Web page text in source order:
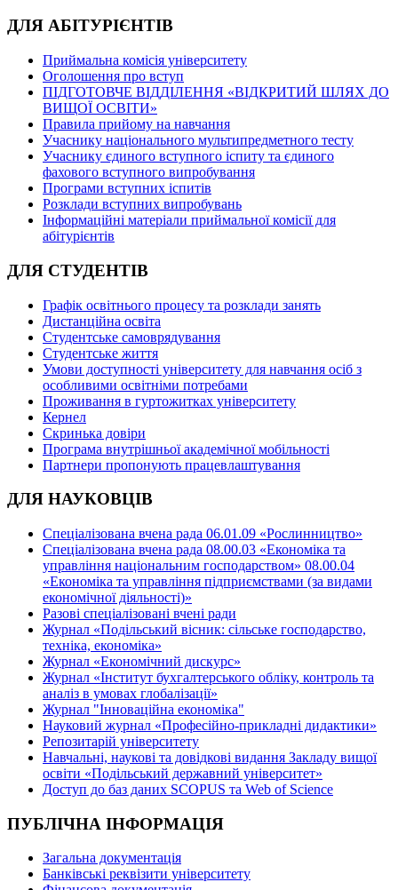
ДЛЯ АБІТУРІЄНТІВ
Приймальна комісія університету
Оголошення про вступ
ПІДГОТОВЧЕ ВІДДІЛЕННЯ «ВІДКРИТИЙ ШЛЯХ ДО
ВИЩОЇ ОСВІТИ»
Правила прийому на навчання
Учаснику національного мультипредметного тесту
Учаснику єдиного вступного іспиту та єдиного
фахового вступного випробування
Програми вступних іспитів
Розклади вступних випробувань
Інформаційні матеріали приймальної комісії для
абітурієнтів
ДЛЯ СТУДЕНТІВ
Графік освітнього процесу та розклади занять
Дистанційна освіта
Студентське самоврядування
Студентське життя
Умови доступності університету для навчання осіб з
особливими освітніми потребами
Проживання в гуртожитках університету
Кернел
Скринька довіри
Програма внутрішньої академічної мобільності
Партнери пропонують працевлаштування
ДЛЯ НАУКОВЦІВ
Спеціалізована вчена рада 06.01.09 «Рослинництво»
Спеціалізована вчена рада 08.00.03 «Економіка та
управління національним господарством» 08.00.04
«Економіка та управління підприємствами (за видами
економічної діяльності)»
Разові спеціалізовані вчені ради
Журнал «Подільський вісник: сільське господарство,
техніка, економіка»
Журнал «Економічний дискурс»
Журнал «Інститут бухгалтерського обліку, контроль та
аналіз в умовах глобалізації»
Журнал "Інноваційна економіка"
Науковий журнал «Професійно-прикладні дидактики»
Репозитарій університету
Навчальні, наукові та довідкові видання Закладу вищої
освіти «Подільський державний університет»
Доступ до баз даних SCOPUS та Web of Science
ПУБЛІЧНА ІНФОРМАЦІЯ
Загальна документація
Банківські реквізити університету